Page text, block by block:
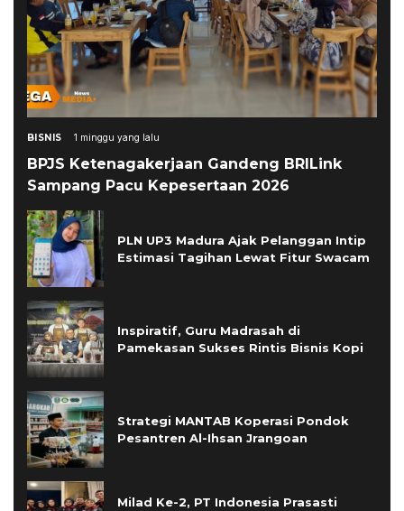
BISNIS 1 minggu yang lalu
BPJS Ketenagakerjaan Gandeng BRILink
Sampang Pacu Kepesertaan 2026
PLN UP3 Madura Ajak Pelanggan Intip
Estimasi Tagihan Lewat Fitur Swacam
Inspiratif, Guru Madrasah di
Pamekasan Sukses Rintis Bisnis Kopi
Strategi MANTAB Koperasi Pondok
Pesantren Al-Ihsan Jrangoan
Milad Ke-2, PT Indonesia Prasasti